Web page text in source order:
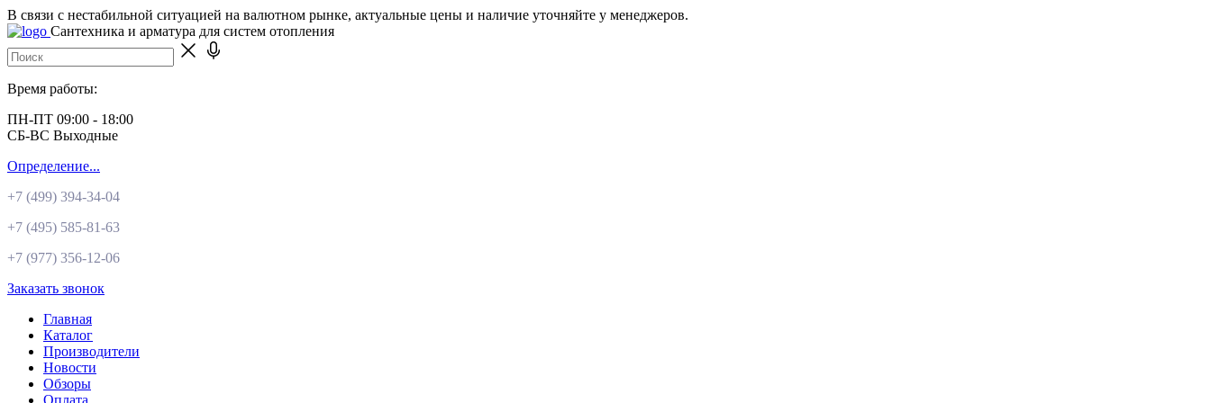
В связи с нестабильной ситуацией на валютном рынке, актуальные цены и наличие уточняйте у менеджеров.
Сантехника и арматура для систем отопления
Время работы:
ПН-ПТ 09:00 - 18:00
СБ-ВС Выходные
Определение...
+7 (499) 394-34-04
+7 (495) 585-81-63
+7 (977) 356-12-06
Заказать звонок
Главная
Каталог
Производители
Новости
Обзоры
Оплата